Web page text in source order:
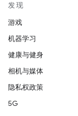
发现
游戏
机器学习
健康与健身
相机与媒体
隐私权政策
5G